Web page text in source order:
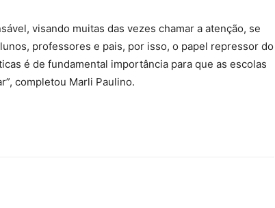
visando muitas das vezes chamar a atenção, se
professores e pais, por isso, o papel repressor do
é de fundamental importância para que as escolas
completou Marli Paulino.